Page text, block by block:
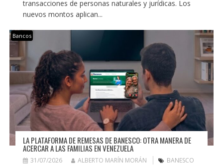
transacciones de personas naturales y jurídicas. Los
nuevos montos aplican...
Bancos
LA PLATAFORMA DE REMESAS DE BANESCO: OTRA MANERA DE
ACERCAR A LAS FAMILIAS EN VENEZUELA
31/07/2026 ALBERTO MARÍN MORÁN BANESCO